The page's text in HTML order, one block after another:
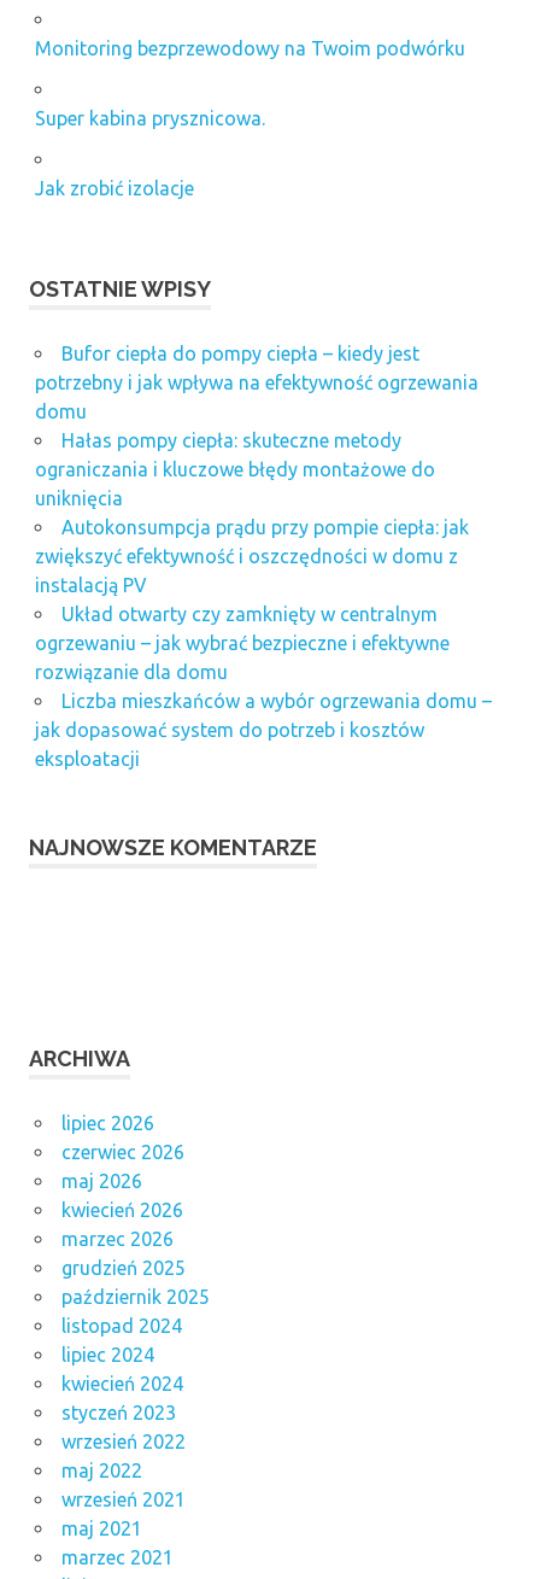
Monitoring bezprzewodowy na Twoim podwórku
Super kabina prysznicowa.
Jak zrobić izolacje
OSTATNIE WPISY
Bufor ciepła do pompy ciepła – kiedy jest
potrzebny i jak wpływa na efektywność ogrzewania
domu
Hałas pompy ciepła: skuteczne metody
ograniczania i kluczowe błędy montażowe do
uniknięcia
Autokonsumpcja prądu przy pompie ciepła: jak
zwiększyć efektywność i oszczędności w domu z
instalacją PV
Układ otwarty czy zamknięty w centralnym
ogrzewaniu – jak wybrać bezpieczne i efektywne
rozwiązanie dla domu
Liczba mieszkańców a wybór ogrzewania domu –
jak dopasować system do potrzeb i kosztów
eksploatacji
NAJNOWSZE KOMENTARZE
ARCHIWA
lipiec 2026
czerwiec 2026
maj 2026
kwiecień 2026
marzec 2026
grudzień 2025
październik 2025
listopad 2024
lipiec 2024
kwiecień 2024
styczeń 2023
wrzesień 2022
maj 2022
wrzesień 2021
maj 2021
marzec 2021